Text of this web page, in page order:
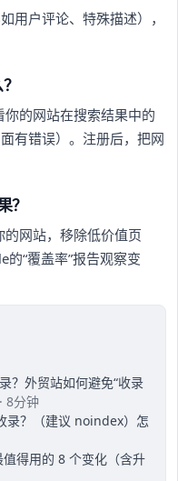
用户评论、特殊描述），
的网站在搜索结果中的
有错误）。注册后，把网
？
网站，移除低价值页
“覆盖率”报告观察变
？外贸站如何避免“收录
8分钟
录？（建议 noindex）怎
得用的 8 个变化（含升